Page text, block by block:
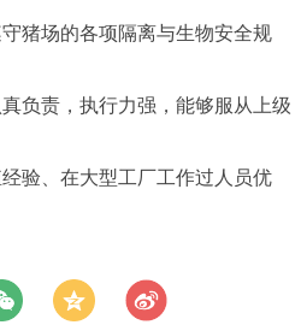
猪场的各项隔离与生物安全规
负责，执行力强，能够服从上级
验、在大型工厂工作过人员优